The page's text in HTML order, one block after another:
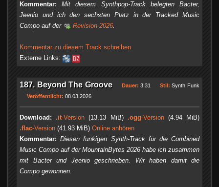
Kommentar:
Mit diesem Synthpop-Track belegten Bacter,
Jeenio und ich den sechsten Platz in der Tracked Music
Compo auf der
Revision 2026.
Kommentar zu diesem Track schreiben
Externe Links:
187. Beyond The Groove Dauer: 3:31 Stil: Synth Funk
Veröffentlicht: 08.03.2026
Download: .it-Version (13.13 MiB) .ogg-Version(4.94 MiB)
.flac-Version (41.93 MiB) Online anhören
Kommentar: Diesen funkigen Synth-Track für die Combined
Music Compo auf der MountainBytes 2026 habe ich zusammen
mit Bacter und Jeenio geschrieben. Wir haben damit die
Compo gewonnen.